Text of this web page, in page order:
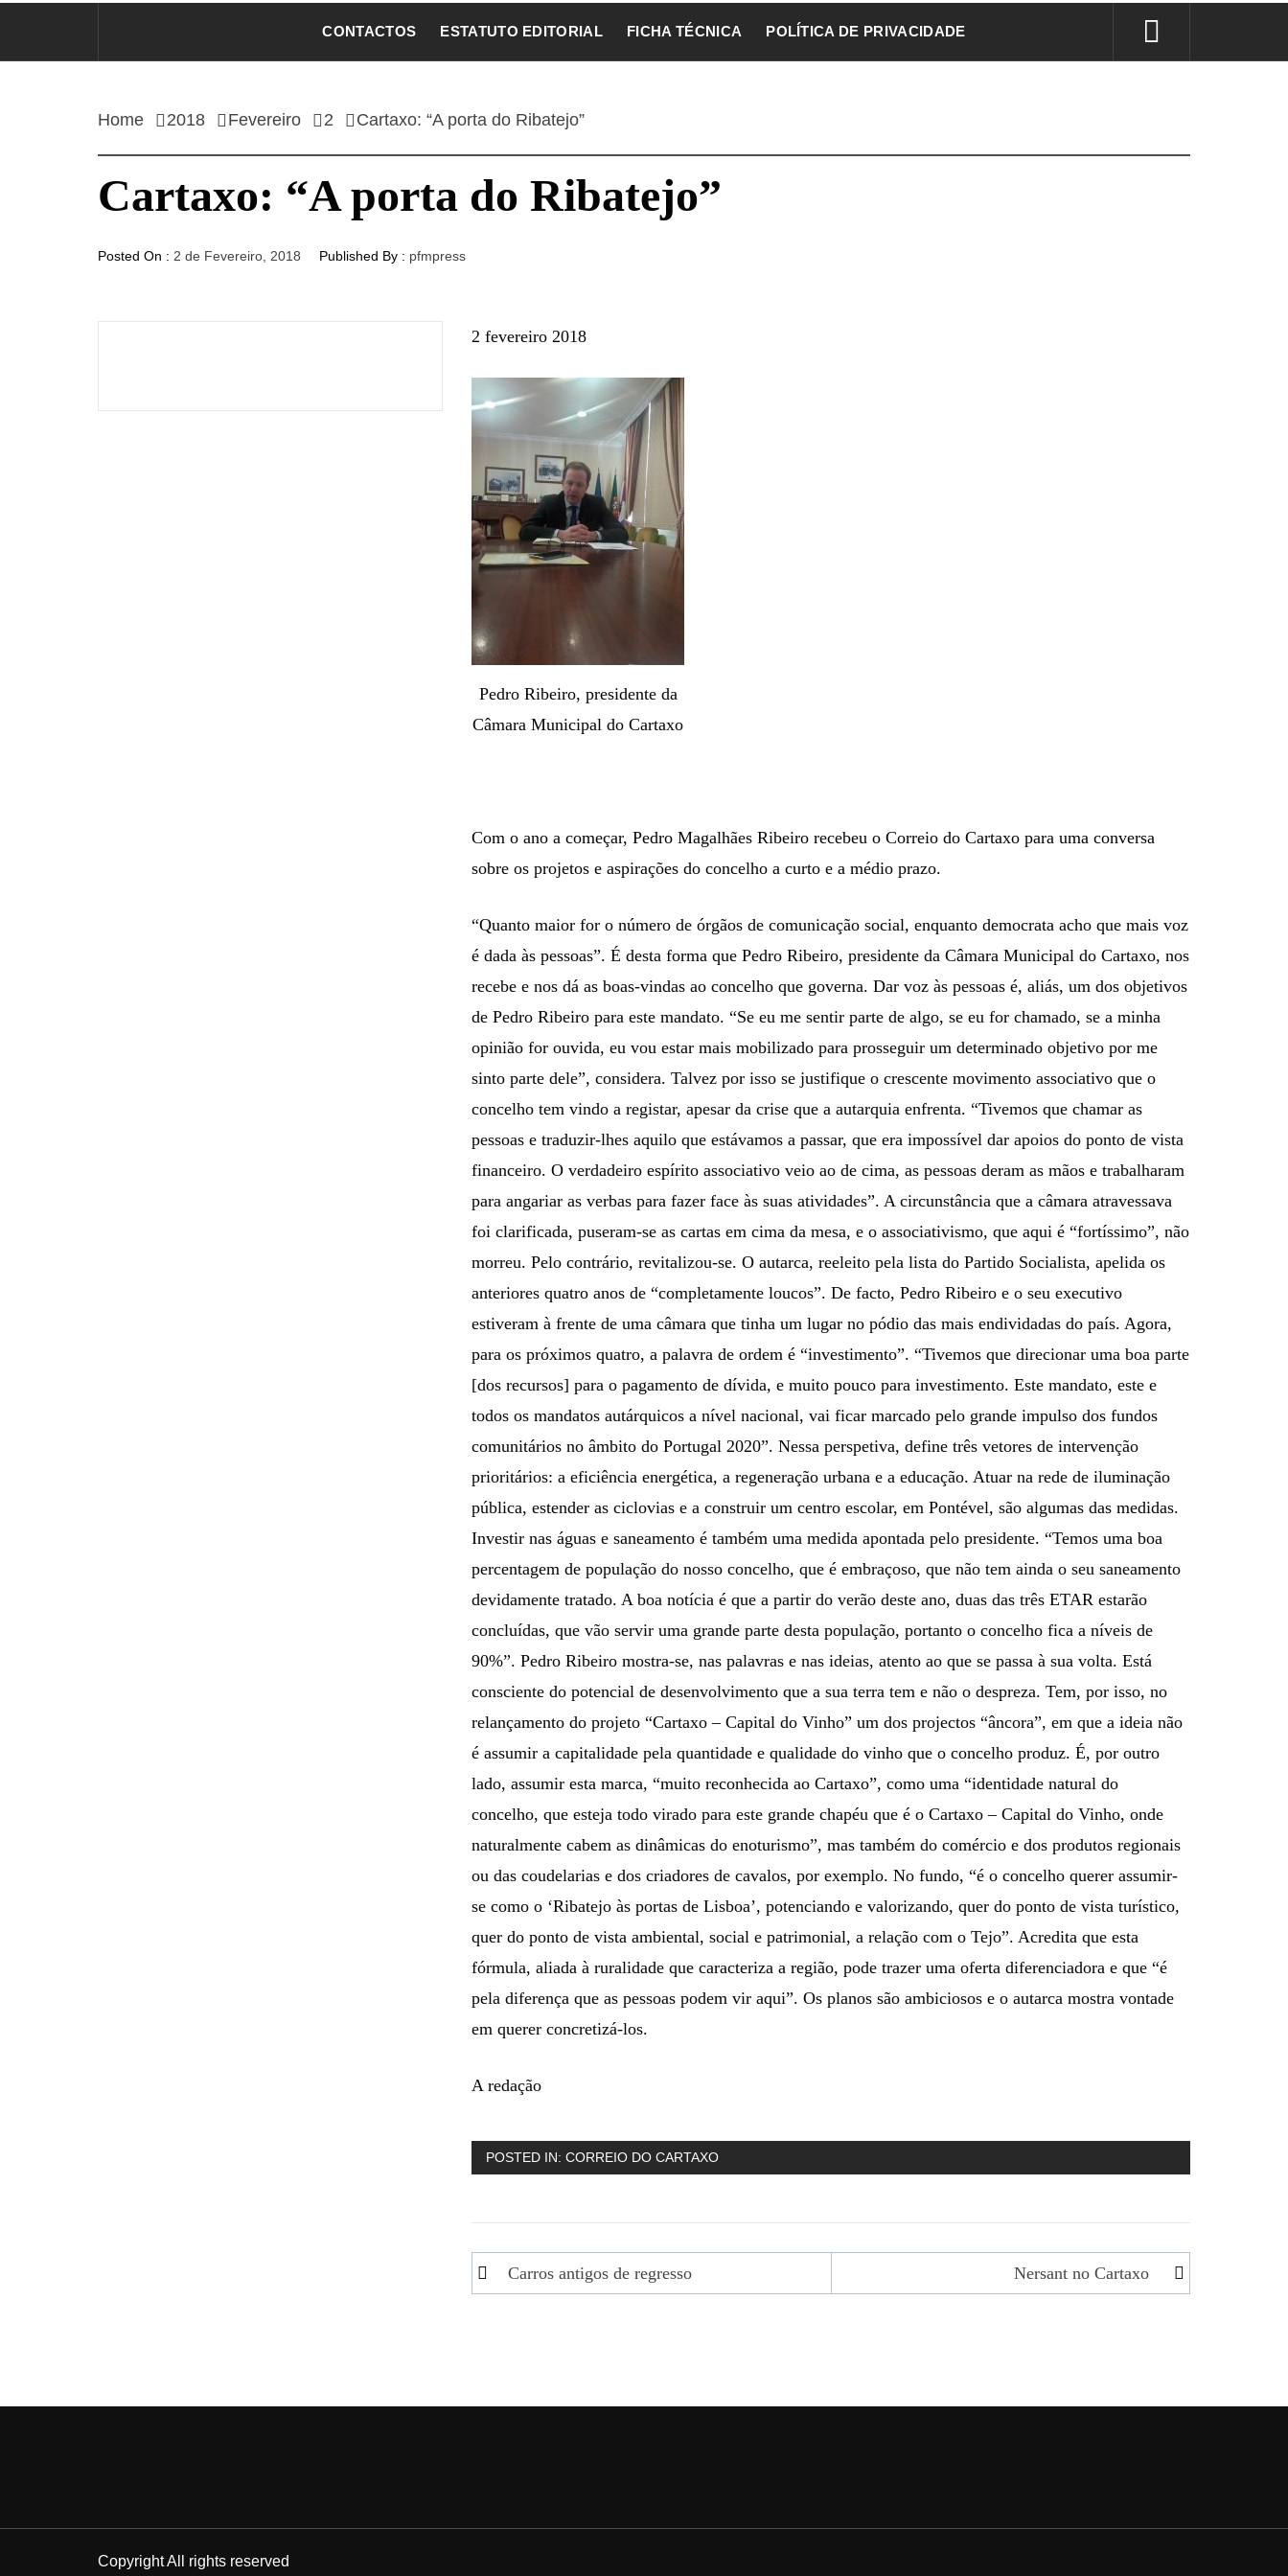
CONTACTOS ESTATUTO EDITORIAL FICHA TÉCNICA POLÍTICA DE PRIVACIDADE
Home 2018 Fevereiro 2 Cartaxo: “A porta do Ribatejo”
Cartaxo: “A porta do Ribatejo”
Posted On : 2 de Fevereiro, 2018 Published By : pfmpress
2 fevereiro 2018
Pedro Ribeiro, presidente da
Câmara Municipal do Cartaxo
Com o ano a começar, Pedro Magalhães Ribeiro recebeu o Correio do Cartaxo para uma conversa
sobre os projetos e aspirações do concelho a curto e a médio prazo.
“Quanto maior for o número de órgãos de comunicação social, enquanto democrata acho que mais voz
é dada às pessoas”. É desta forma que Pedro Ribeiro, presidente da Câmara Municipal do Cartaxo, nos
recebe e nos dá as boas-vindas ao concelho que governa. Dar voz às pessoas é, aliás, um dos objetivos
de Pedro Ribeiro para este mandato. “Se eu me sentir parte de algo, se eu for chamado, se a minha
opinião for ouvida, eu vou estar mais mobilizado para prosseguir um determinado objetivo por me
sinto parte dele”, considera. Talvez por isso se justifique o crescente movimento associativo que o
concelho tem vindo a registar, apesar da crise que a autarquia enfrenta. “Tivemos que chamar as
pessoas e traduzir-lhes aquilo que estávamos a passar, que era impossível dar apoios do ponto de vista
financeiro. O verdadeiro espírito associativo veio ao de cima, as pessoas deram as mãos e trabalharam
para angariar as verbas para fazer face às suas atividades”. A circunstância que a câmara atravessava
foi clarificada, puseram-se as cartas em cima da mesa, e o associativismo, que aqui é “fortíssimo”, não
morreu. Pelo contrário, revitalizou-se. O autarca, reeleito pela lista do Partido Socialista, apelida os
anteriores quatro anos de “completamente loucos”. De facto, Pedro Ribeiro e o seu executivo
estiveram à frente de uma câmara que tinha um lugar no pódio das mais endividadas do país. Agora,
para os próximos quatro, a palavra de ordem é “investimento”. “Tivemos que direcionar uma boa parte
[dos recursos] para o pagamento de dívida, e muito pouco para investimento. Este mandato, este e
todos os mandatos autárquicos a nível nacional, vai ficar marcado pelo grande impulso dos fundos
comunitários no âmbito do Portugal 2020”. Nessa perspetiva, define três vetores de intervenção
prioritários: a eficiência energética, a regeneração urbana e a educação. Atuar na rede de iluminação
pública, estender as ciclovias e a construir um centro escolar, em Pontével, são algumas das medidas.
Investir nas águas e saneamento é também uma medida apontada pelo presidente. “Temos uma boa
percentagem de população do nosso concelho, que é embraçoso, que não tem ainda o seu saneamento
devidamente tratado. A boa notícia é que a partir do verão deste ano, duas das três ETAR estarão
concluídas, que vão servir uma grande parte desta população, portanto o concelho fica a níveis de
90%”. Pedro Ribeiro mostra-se, nas palavras e nas ideias, atento ao que se passa à sua volta. Está
consciente do potencial de desenvolvimento que a sua terra tem e não o despreza. Tem, por isso, no
relançamento do projeto “Cartaxo – Capital do Vinho” um dos projectos “âncora”, em que a ideia não
é assumir a capitalidade pela quantidade e qualidade do vinho que o concelho produz. É, por outro
lado, assumir esta marca, “muito reconhecida ao Cartaxo”, como uma “identidade natural do
concelho, que esteja todo virado para este grande chapéu que é o Cartaxo – Capital do Vinho, onde
naturalmente cabem as dinâmicas do enoturismo”, mas também do comércio e dos produtos regionais
ou das coudelarias e dos criadores de cavalos, por exemplo. No fundo, “é o concelho querer assumir-
se como o ‘Ribatejo às portas de Lisboa’, potenciando e valorizando, quer do ponto de vista turístico,
quer do ponto de vista ambiental, social e patrimonial, a relação com o Tejo”. Acredita que esta
fórmula, aliada à ruralidade que caracteriza a região, pode trazer uma oferta diferenciadora e que “é
pela diferença que as pessoas podem vir aqui”. Os planos são ambiciosos e o autarca mostra vontade
em querer concretizá-los.
A redação
POSTED IN:CORREIO DO CARTAXO
Navegação
de
Carros antigos de regresso Nersant no Cartaxo
Copyright All rights reserved